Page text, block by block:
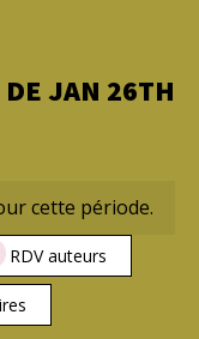
JAN 26TH
cette période.
RDV auteurs